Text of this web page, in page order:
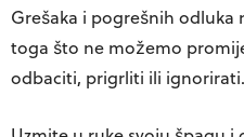
Grešaka i pogrešnih odluka
toga što ne možemo
odbaciti, prigrliti ili